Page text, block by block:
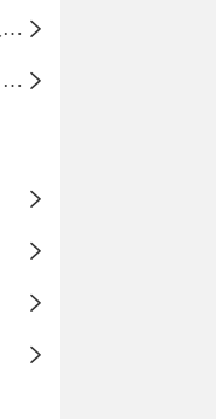
临淄区现代双语学校
临淄区杜郎口小学